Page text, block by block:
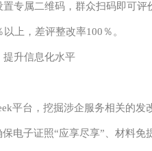
置专属二维码，群众扫码即可评
以上，差评整改率100％。
提升信息化水平
平台 ， 挖掘涉企服务相关的发
保电子证照“应享尽享”、 材料免